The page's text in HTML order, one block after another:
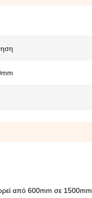
από 600mm σε 1500mm.